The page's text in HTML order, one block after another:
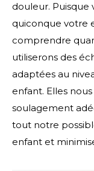
douleur. Puisque
quiconque votre
comprendre
utiliserons des
adaptées au
enfant. Elles
soulagement
tout notre
enfant et